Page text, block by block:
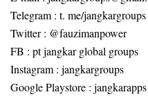
Telegram : t. me/jangkargroups
Twitter : @fauzimanpower
FB : pt jangkar global groups
Instagram : jangkargroups
Google Playstore : jangkarapps